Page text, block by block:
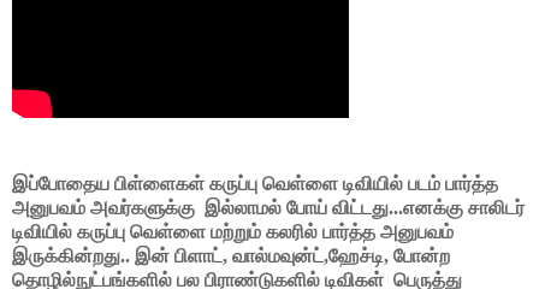
இப்போதைய பிள்ளைகள் கருப்பு வெள்ளை டிவியில் படம் பார்த்த
அனுபவம் அவர்களுக்கு இல்லாமல் போய் விட்டது...எனக்கு சாலிடர்
டிவியில் கருப்பு வெள்ளை மற்றும் கலரில் பார்த்த அனுபவம்
இருக்கின்றது.. இன் பிளாட், வால்மவுன்ட்,ஹேச்டி, போன்ற
தொழில்நுட்பங்களில் பல பிராண்டுகளில் டிவிகள் பெருத்து